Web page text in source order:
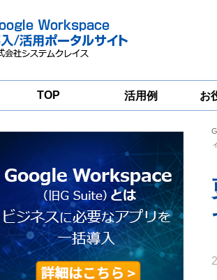
TOP 活用例 お
支援サービス
グループウェア
移行支援